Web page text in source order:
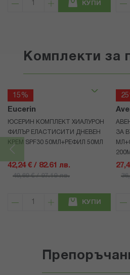
КУПИ
Комплекти за
15%
Eucerin
ЮСЕРИН КОМПЛЕКТ ХИАЛУРОН
ФИЛЪР ЕЛАСТИСИТИ ДНЕВЕН
КРЕМ SPF30 50МЛ+РЕФИЛ 50МЛ
42,24 € / 82.61 лв.
49,69 € / 97.19 лв.
КУПИ
ЗА